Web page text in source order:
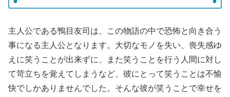
主人公である鴨目友司は、この物語の中で恐怖と向き合う
事になる主人公となります。大切なモノを失い、喪失感ゆ
えに笑うことが出来ずに、また笑うことを行う人間に対し
て苛立ちを覚えてしまうなど、彼にとって笑うことは不愉
快でしかありませんでした。そんな彼が笑うことで幸せを